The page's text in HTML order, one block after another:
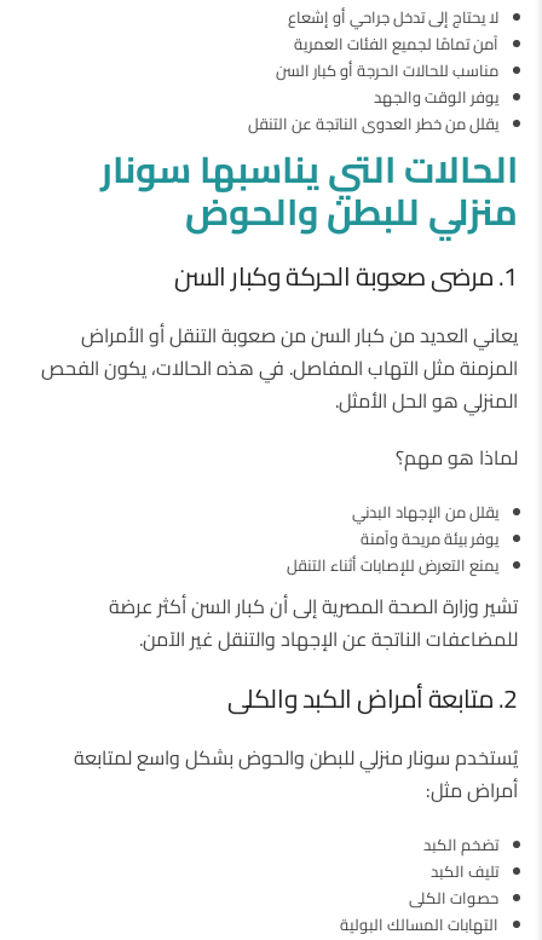
لا يحتاج إلى تدخل جراحي أو إشعاع
آمن تمامًا لجميع الفئات العمرية
مناسب للحالات الحرجة أو كبار السن
يوفر الوقت والجهد
يقلل من خطر العدوى الناتجة عن التنقل
الحالاتالتييناسبهاسونار
منزليللبطنوالحوض
1. مرضى صعوبة الحركة وكبار السن
يعاني العديد من كبار السن من صعوبة التنقل أو الأمراض
المزمنة مثل التهاب المفاصل. في هذه الحالات، يكون الفحص
المنزلي هو الحل الأمثل.
لماذا هو مهم؟
يقلل من الإجهاد البدني
يوفر بيئة مريحة وآمنة
يمنع التعرض للإصابات أثناء التنقل
تشير وزارة الصحة المصرية إلى أن كبار السن أكثر عرضة
للمضاعفات الناتجة عن الإجهاد والتنقل غير الآمن.
2. متابعة أمراض الكبد والكلى
يُستخدم سونار منزلي للبطن والحوض بشكل واسع لمتابعة
أمراض مثل:
تضخم الكبد
تليف الكبد
حصوات الكلى
التهابات المسالك البولية